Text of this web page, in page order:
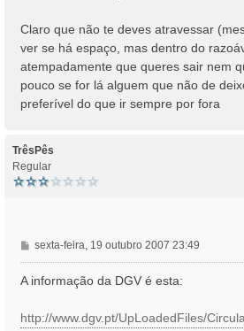
g
e
m
Claro que não te deves atravessar
ver se há espaço, mas dentro do
atempadamente que queres sair nem
pouco se for lá alguem que não de
preferível do que ir sempre por fora
TrêsPês
Regular
M
e
n
g
sexta-feira, 19 outubro 2007 23:49
A informação da DGV é esta:
http://www.dgv.pt/UpLoadedFiles/